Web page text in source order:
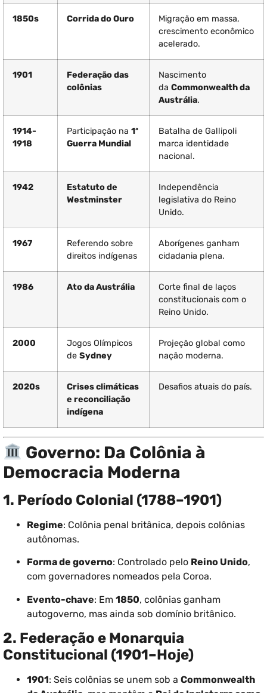
1850s Corrida do Ouro
Migração em massa,
crescimento econômico
acelerado.
1901
Federação das
colônias
Nascimento
da Commonwealth da
Austrália.
1914-
1918
Participação na 1ª
Guerra Mundial
Batalha de Gallipoli
marca identidade
nacional.
1942
Estatuto de
Westminster
Independência
legislativa do Reino
Unido.
1967
Referendo sobre
direitos indígenas
Aborígenes ganham
cidadania plena.
1986 Ato da Austrália
Corte final de laços
constitucionais com o
Reino Unido.
2000
Jogos Olímpicos
de Sydney
Projeção global como
nação moderna.
2020s
Crises climáticas
e reconciliação
indígena
Desafios atuais do país.
Governo: Da Colônia à
Democracia Moderna
1. Período Colonial (1788–1901)
Regime: Colônia penal britânica, depois colônias
autônomas.
Forma de governo: Controlado pelo Reino Unido,
com governadores nomeados pela Coroa.
Evento-chave: Em 1850, colônias ganham
autogoverno, mas ainda sob domínio britânico.
2. Federação e Monarquia
Constitucional (1901–Hoje)
1901: Seis colônias se unem sob a Commonwealth